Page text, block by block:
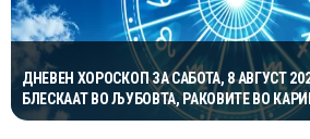
ДНЕВЕН ХОРОСКОП ЗА САБОТА, 8 АВГУСТ
БЛЕСКААТ ВО ЉУБОВТА, РАКОВИТЕ ВО
ОДЛИЧЕН ДЕН ЗА ХАРМОНИЈА